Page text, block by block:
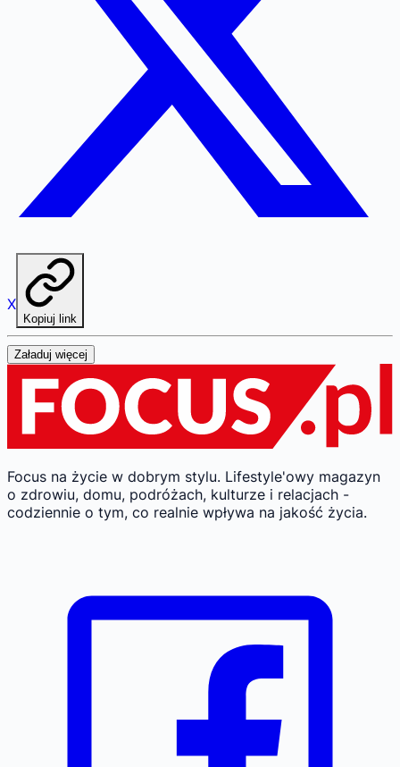
X
Kopiuj link
Załaduj więcej
Focus na życie w dobrym stylu. Lifestyle'owy magazyn
o zdrowiu, domu, podróżach, kulturze i relacjach -
codziennie o tym, co realnie wpływa na jakość życia.